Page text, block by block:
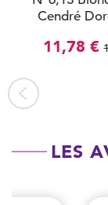
Cendré
11,78 €
LES